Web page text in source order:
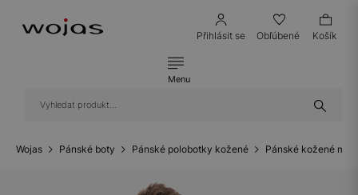
Přihlásit se Obľúbené Košík
Menu
Wojas Pánské boty Pánské polobotky kožené Pánské kožené